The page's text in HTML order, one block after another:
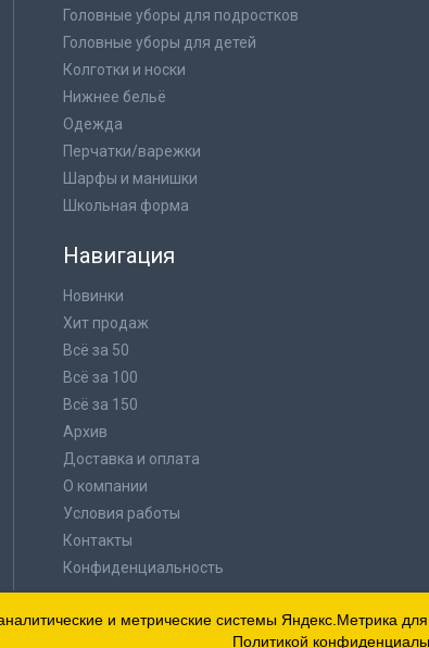
Головные уборы для подростков
Головные уборы для детей
Колготки и носки
Нижнее бельё
Одежда
Перчатки/варежки
Шарфы и манишки
Школьная форма
Навигация
Новинки
Хит продаж
Всё за 50
Всё за 100
Всё за 150
Архив
Доставка и оплата
О компании
Условия работы
Контакты
Конфиденциальность
и метрические системы Яндекс.Метрика
Политикой